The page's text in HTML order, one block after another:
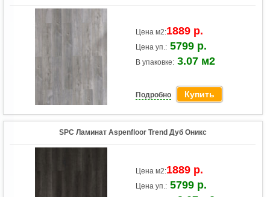
Цена м2:1889 р.
Цена уп.: 5799 р.
В упаковке: 3.07 м2
Подробно Купить
SPC Ламинат Aspenfloor Trend Дуб Оникс
Цена м2:1889 р.
Цена уп.: 5799 р.